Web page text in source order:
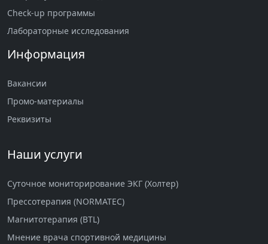
Check-up программы
Лабораторные исследования
Информация
Вакансии
Промо-материалы
Реквизиты
Наши услуги
Суточное мониторирование ЭКГ (Холтер)
Прессотерапия (NORMATEC)
Магнитотерапия (BTL)
Мнение врача спортивной медицины